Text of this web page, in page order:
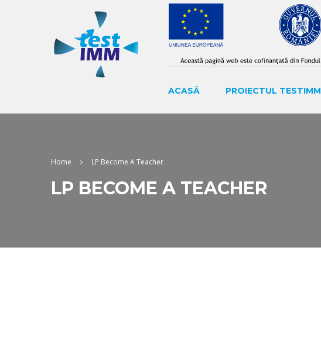
ACASĂ PROIECTUL TESTIMM
Home LP Become A Teacher
LP BECOME A TEACHER